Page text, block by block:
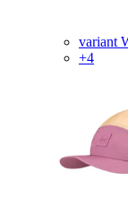
variant
+4